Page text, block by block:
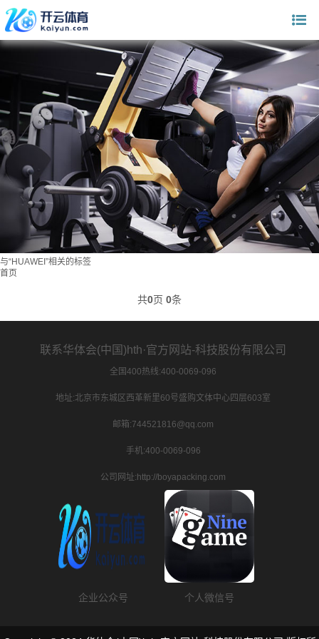
与“HUAWEI”相关的标签
首页
共0页 0条
联系华体会(中国)hth·官方网站-科技股份有限公司
全国400热线:400-0069-096
地址:北京市东城区西革新里60号盛购文体中心四层603室
邮箱:744521816@qq.com
手机:400-0069-096
公司网址:http://boyapacking.com
企业公众号 个人微信号